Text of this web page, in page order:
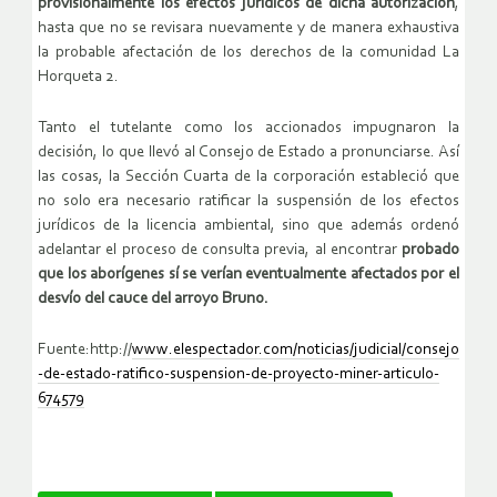
provisionalmente los efectos jurídicos de dicha autorización,
hasta que no se revisara nuevamente y de manera exhaustiva
la probable afectación de los derechos de la comunidad La
Horqueta 2.
Tanto el tutelante como los accionados impugnaron la
decisión, lo que llevó al Consejo de Estado a pronunciarse. Así
las cosas, la Sección Cuarta de la corporación estableció que
no solo era necesario ratificar la suspensión de los efectos
jurídicos de la licencia ambiental, sino que además ordenó
adelantar el proceso de consulta previa, al encontrar probado
que los aborígenes sí se verían eventualmente afectados por el
desvío del cauce del arroyo Bruno.
Fuente:http://www.elespectador.com/noticias/judicial/consejo
-de-estado-ratifico-suspension-de-proyecto-miner-articulo-
674579